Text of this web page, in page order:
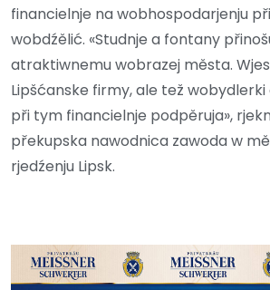
financielnje na wobhospodarjenju
wobdźělić. «Studnje a fontany
atraktiwnemu wobrazej města.
Lipšćanske firmy, ale tež
při tym financielnje podpěruja»,
překupska nawodnica zawoda w
rjedźenju Lipsk.